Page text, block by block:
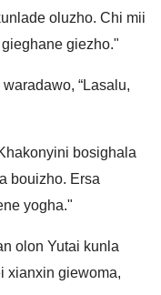
oluzho. Chi mii
giezho."
“Lasalu,
bosighala
bouizho. Ersa
yogha."
olon Yutai kunla
xianxin giewoma,